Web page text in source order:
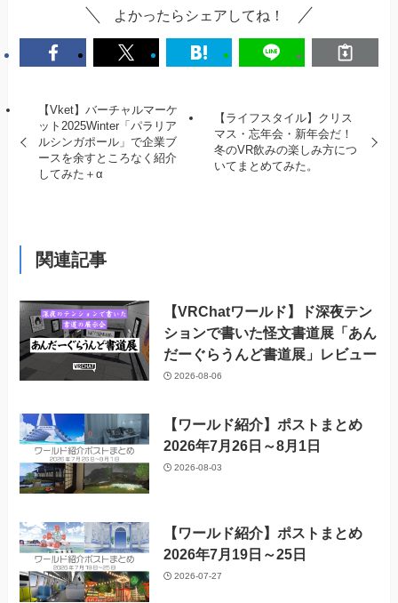
よかったらシェアしてね！
【Vket】バーチャルマーケ
ット2025Winter「パラリア
ルシンガポール」で企業ブ
ースを余すところなく紹介
してみた＋α
【ライフスタイル】クリス
マス・忘年会・新年会だ！
冬のVR飲みの楽しみ方につ
いてまとめてみた。
関連記事
【VRChatワールド】ド深夜テン
ションで書いた怪文書道展「あん
だーぐらうんど書道展」レビュー
2026-08-06
【ワールド紹介】ポストまとめ
2026年7月26日～8月1日
2026-08-03
【ワールド紹介】ポストまとめ
2026年7月19日～25日
2026-07-27